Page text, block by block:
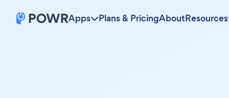
Apps Plans & PricingAboutResources